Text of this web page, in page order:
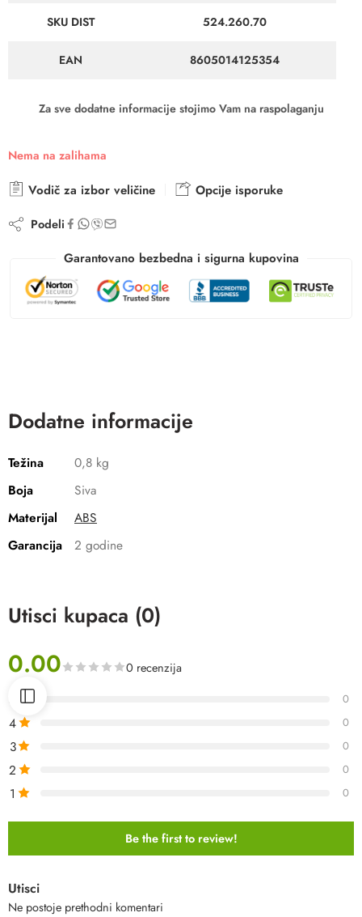
SKU DIST 524.260.70
EAN 8605014125354
Za sve dodatne informacije stojimo Vam na raspolaganju
Nema na zalihama
Vodič za izbor veličine Opcije isporuke
Podeli
Garantovano bezbedna i sigurna kupovina
Dodatne informacije
Težina
0,8 kg
Boja
Siva
Materijal
ABS
Garancija
2 godine
Utisci kupaca (0)
0.00 0 recenzija
0
4 0
3 0
2 0
1 0
Be the first to review!
Utisci
Ne postoje prethodni komentari